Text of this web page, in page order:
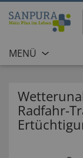
MENÜ
Radfahr-